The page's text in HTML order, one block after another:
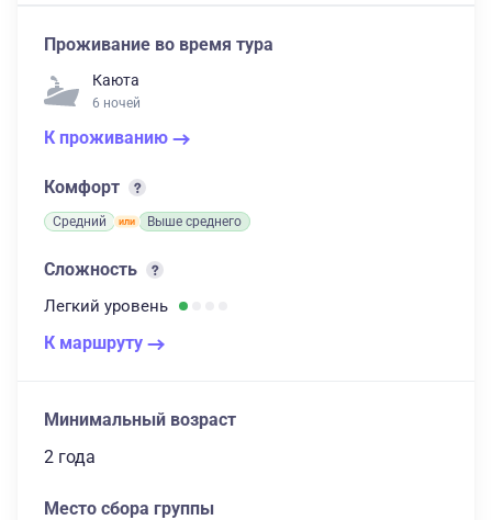
Проживание во время тура
Каюта
6 ночей
К проживанию
Комфорт
Средний Выше среднего
Сложность
Легкий уровень
К маршруту
Минимальный возраст
2 года
Место сбора группы